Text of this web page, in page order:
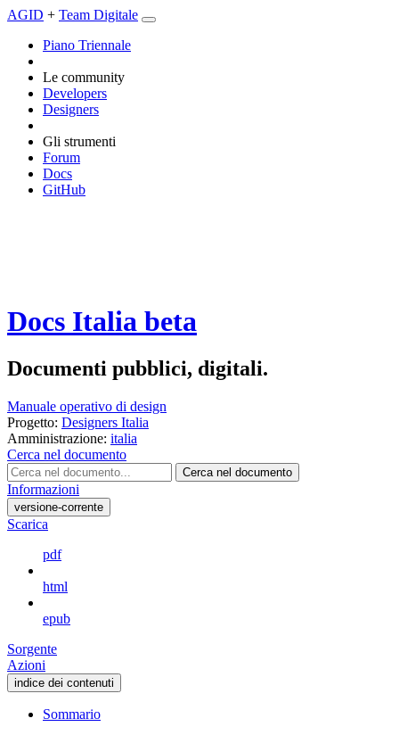
AGID + Team Digitale
Piano Triennale
Le community
Developers
Designers
Gli strumenti
Forum
Docs
GitHub
Docs Italia beta
Documenti pubblici, digitali.
Manuale operativo di design
Progetto: Designers Italia
Amministrazione: italia
Cerca nel documento
Cerca nel documento
Informazioni
versione-corrente
Scarica
pdf
html
epub
Sorgente
Azioni
indice dei contenuti
Sommario